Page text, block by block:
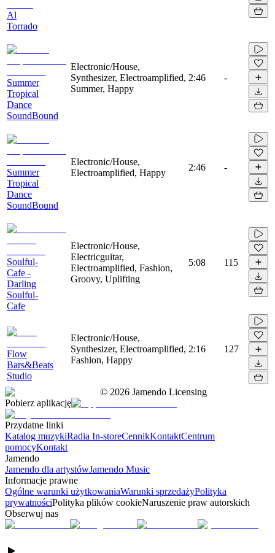
Al
Torrado
Summer
Tropical
Dance
SoundBound
Electronic/House,
Synthesizer, Electroamplified,
Summer, Happy
2:46 -
Summer
Tropical
Dance
SoundBound
Electronic/House,
Electroamplified, Happy
2:46 -
Soulful-
Cafe -
Darling
Soulful-
Cafe
Electronic/House,
Electricguitar,
Electroamplified, Fashion,
Groovy, Uplifting
5:08 115
Flow
Bars&Beats
Studio
Electronic/House,
Synthesizer, Electroamplified,
Fashion, Happy
2:16 127
© 2026 Jamendo Licensing
Pobierz aplikację
Przydatne linki
Katalog muzykiRadia In-storeCennikKontaktCentrum
pomocyKontakt
Jamendo
Jamendo dla artystówJamendo Music
Informacje prawne
Ogólne warunki użytkowaniaWarunki sprzedażyPolityka
prywatnościPolityka plików cookieNaruszenie praw autorskich
Obserwuj nas